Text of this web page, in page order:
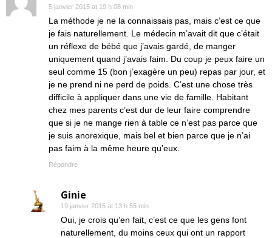
5 janvier 2015 at 19 h 08 min
La méthode je ne la connaissais pas, mais c’est ce que
je fais naturellement. Le médecin m’avait dit que c’était
un réflexe de bébé que j’avais gardé, de manger
uniquement quand j’avais faim. Du coup je peux faire un
seul comme 15 (bon j’exagère un peu) repas par jour, et
je ne prend ni ne perd de poids. C’est une chose très
difficile à appliquer dans une vie de famille. Habitant
chez mes parents c’est dur de leur faire comprendre
que si je ne mange rien à table ce n’est pas parce que
je suis anorexique, mais bel et bien parce que je n’ai
pas faim à la même heure qu’eux.
Répondre
Ginie
19 janvier 2015 at 13 h 55 min
Oui, je crois qu’en fait, c’est ce que les gens font
naturellement, du moins ceux qui ont un rapport